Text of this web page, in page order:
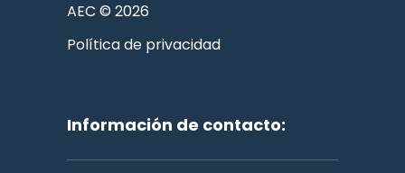
AEC © 2026
Política de privacidad
Información de contacto: